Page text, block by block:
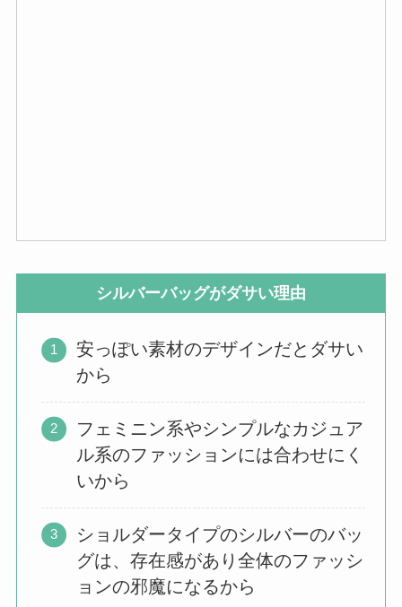
シルバーバッグがダサい理由
安っぽい素材のデザインだとダサい
から
フェミニン系やシンプルなカジュア
ル系のファッションには合わせにく
いから
ショルダータイプのシルバーのバッ
グは、存在感があり全体のファッシ
ョンの邪魔になるから